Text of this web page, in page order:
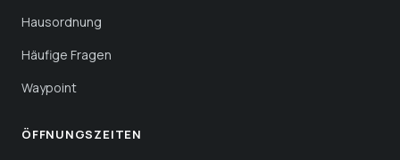
Hausordnung
Häufige Fragen
Waypoint
ÖFFNUNGS­ZEITEN